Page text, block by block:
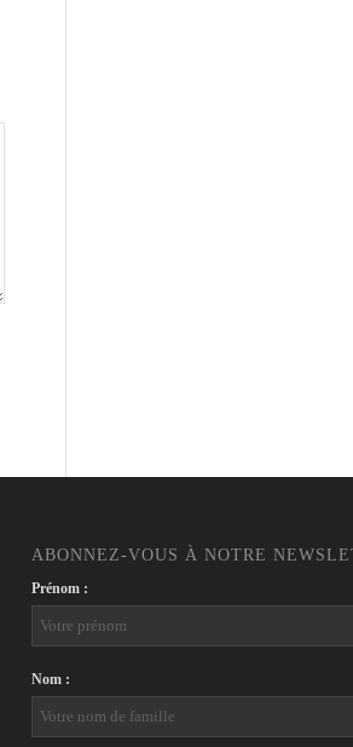
ABONNEZ-VOUS À NOTRE
Prénom :
Nom :